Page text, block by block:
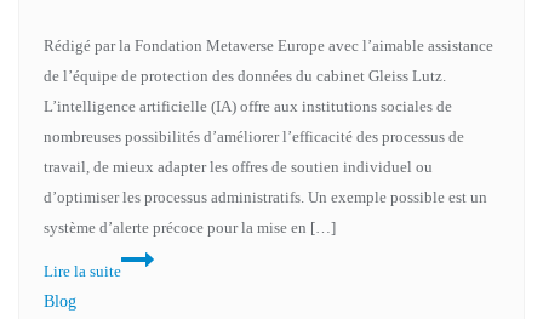
entre
innovation
et
protection
de
la
vie
privée
Rédigé par la Fondation Metaverse Europe avec l’aimable assistance
de l’équipe de protection des données du cabinet Gleiss Lutz.
L’intelligence artificielle (IA) offre aux institutions sociales de
nombreuses possibilités d’améliorer l’efficacité des processus de
travail, de mieux adapter les offres de soutien individuel ou
d’optimiser les processus administratifs. Un exemple possible est un
système d’alerte précoce pour la mise en […]
Lire la suite
Cadre
Blog